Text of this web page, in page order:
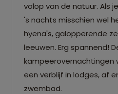
volop van de natuur. Als
's nachts misschien wel
hyena's, galopperende
leeuwen. Erg spannend!
kampeerovernachtingen
een verblijf in lodges, af
zwembad.